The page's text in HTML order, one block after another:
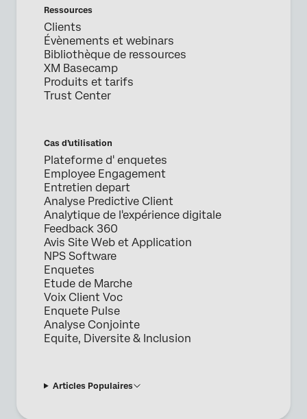
Ressources
Clients
Évènements et webinars
Bibliothèque de ressources
XM Basecamp
Produits et tarifs
Trust Center
Cas d’utilisation
Plateforme d' enquetes
Employee Engagement
Entretien depart
Analyse Predictive Client
Analytique de l'expérience digitale
Feedback 360
Avis Site Web et Application
NPS Software
Enquetes
Etude de Marche
Voix Client Voc
Enquete Pulse
Analyse Conjointe
Equite, Diversite & Inclusion
Articles Populaires